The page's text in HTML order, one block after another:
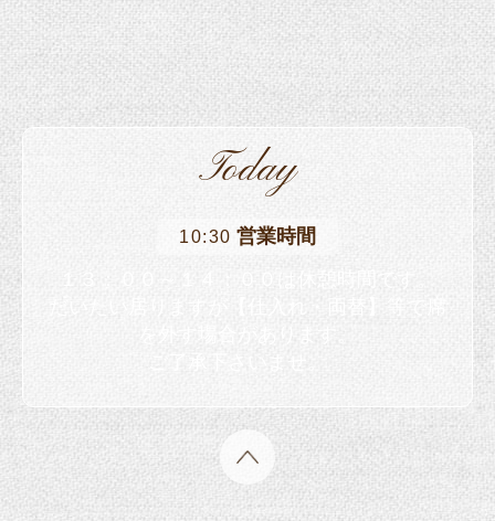
Today
10:30 営業時間
１３：００～１４：００は休憩時間です。
を外す場合があります。